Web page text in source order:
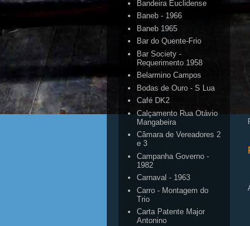
Bandeira Euclidense
Baneb - 1966
Baneb 1965
Bar do Quente-Frio
Bar Society -
Requerimento 1958
Belarmino Campos
Bodas de Ouro - S Lua
Café DK2
Calçamento Rua Otávio
Mangabeira
Câmara de Vereadores 2
e 3
Campanha Governo -
1982
Carnaval - 1963
Carro - Montagem do
Trio
Carta Patente Major
Antonino